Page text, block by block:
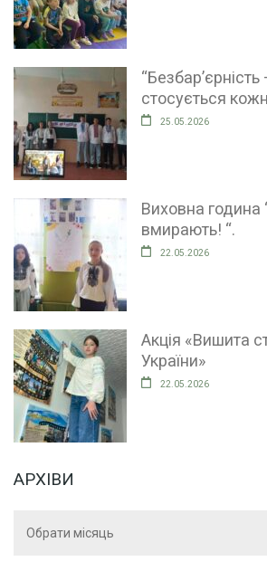
стосується
25.05.2026
Виховна година
вмирають! “.
22.05.2026
Акція «Вишита
України»
22.05.2026
АРХІВИ